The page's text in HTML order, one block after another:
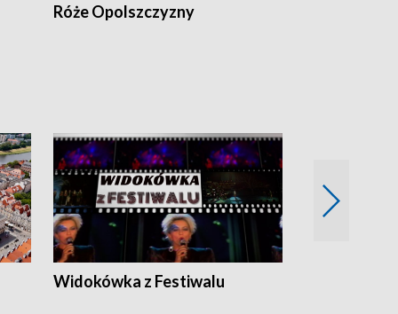
Róże Opolszczyzny
Widokówka z Festiwalu